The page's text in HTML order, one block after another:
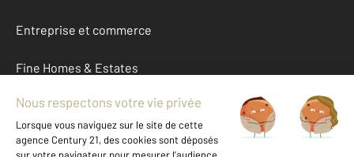
Entreprise et commerce
Fine Homes & Estates
À propos
International